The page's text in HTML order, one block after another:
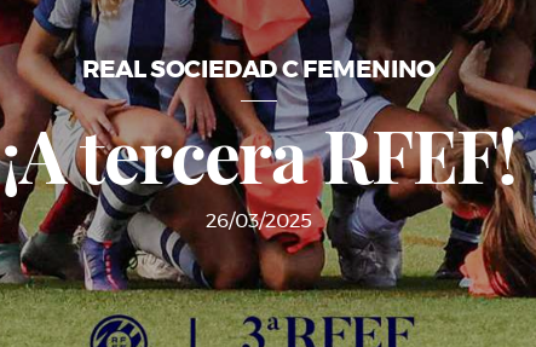
REAL SOCIEDAD C FEMENINO
¡A tercera RFEF!
26/03/2025